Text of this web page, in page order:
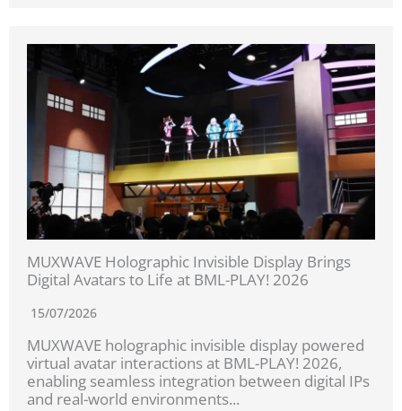
MUXWAVE Holographic Invisible Display Brings
Digital Avatars to Life at BML-PLAY! 2026
15/07/2026
MUXWAVE holographic invisible display powered
virtual avatar interactions at BML-PLAY! 2026,
enabling seamless integration between digital IPs
and real-world environments...